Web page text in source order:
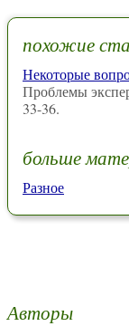
похожие
Некоторые
Проблемы
33-36.
больше
Разное
Авторы